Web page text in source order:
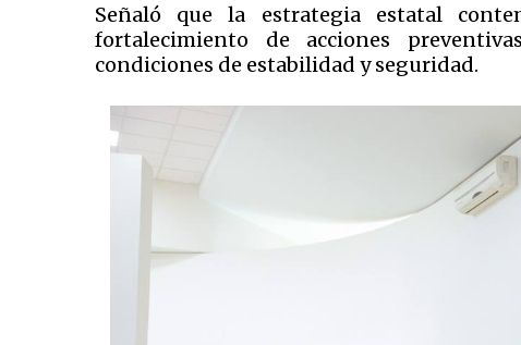
Señaló que la estrategia estatal
fortalecimiento de acciones
condiciones de estabilidad y seguridad.